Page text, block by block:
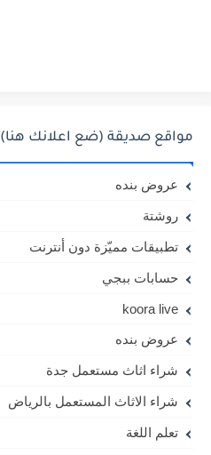
مواقع صديقة (ضع اعلانك هنا)
عروض بنده
روشتة
تطبيقات مميّزة دون أنترنت
حسابات ببجي
koora live
عروض بنده
شراء اثاث مستعمل جدة
شراء الاثاث المستعمل بالرياض
تعلم اللغة